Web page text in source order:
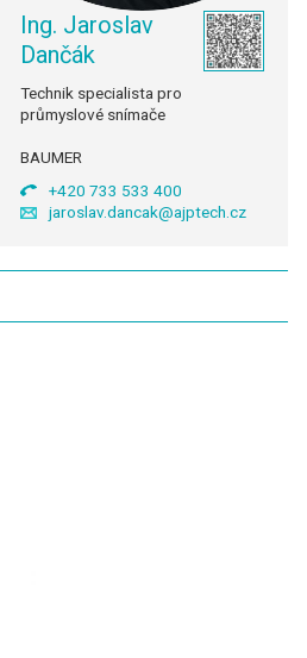
Ing. Jaroslav
Dančák
Technik specialista pro
průmyslové snímače
BAUMER
+420 733 533 400
jaroslav.dancak@ajptech.cz